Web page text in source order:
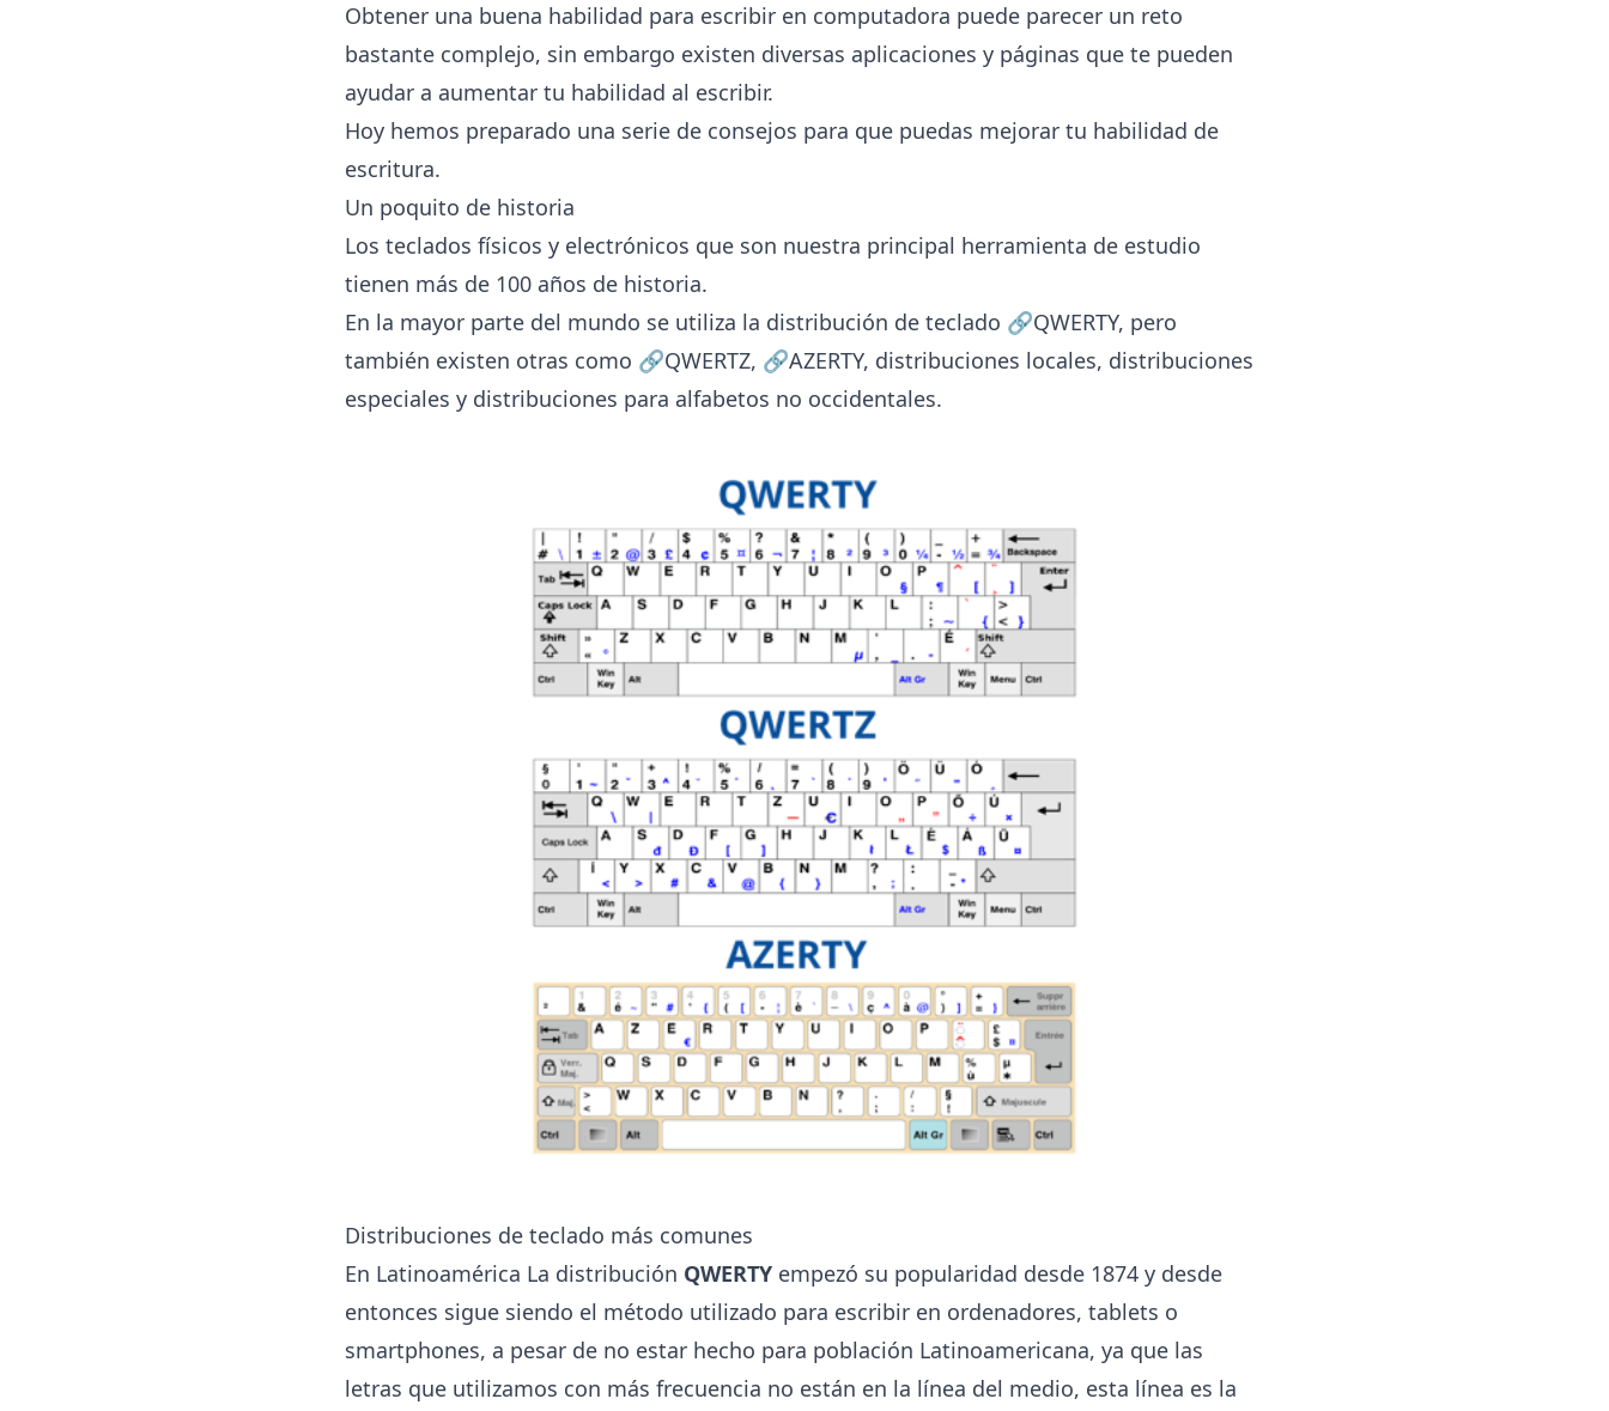
Obtener una buena habilidad para escribir en computadora puede parecer un reto
bastante complejo, sin embargo existen diversas aplicaciones y páginas que te pueden
ayudar a aumentar tu habilidad al escribir.
Hoy hemos preparado una serie de consejos para que puedas mejorar tu habilidad de
escritura.
Un poquito de historia
Los teclados físicos y electrónicos que son nuestra principal herramienta de estudio
tienen más de 100 años de historia.
En la mayor parte del mundo se utiliza la distribución de teclado 🔗QWERTY, pero
también existen otras como 🔗QWERTZ, 🔗AZERTY, distribuciones locales, distribuciones
especiales y distribuciones para alfabetos no occidentales.
Distribuciones de teclado más comunes
En Latinoamérica La distribución QWERTY empezó su popularidad desde 1874 y desde
entonces sigue siendo el método utilizado para escribir en ordenadores, tablets o
smartphones, a pesar de no estar hecho para población Latinoamericana, ya que las
letras que utilizamos con más frecuencia no están en la línea del medio, esta línea es la